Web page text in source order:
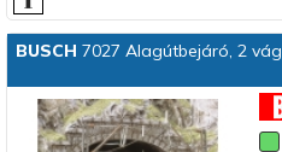
BUSCH 7027 Alagútbejáró, 2